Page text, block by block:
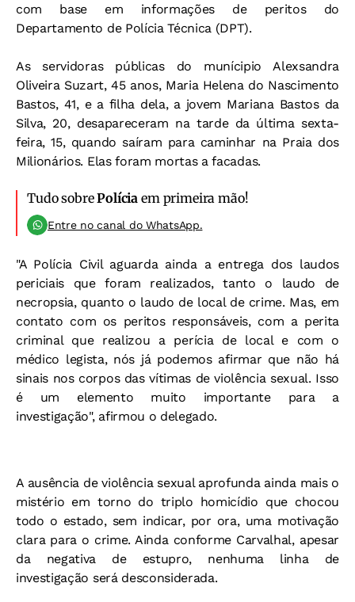
com base em informações de peritos do
Departamento de Polícia Técnica (DPT).
As servidoras públicas do munícipio Alexsandra
Oliveira Suzart, 45 anos, Maria Helena do Nascimento
Bastos, 41, e a filha dela, a jovem Mariana Bastos da
Silva, 20, desapareceram na tarde da última sexta-
feira, 15, quando saíram para caminhar na Praia dos
Milionários. Elas foram mortas a facadas.
Tudo sobrePolícia em primeira mão!
Entre no canal do WhatsApp.
"A Polícia Civil aguarda ainda a entrega dos laudos
periciais que foram realizados, tanto o laudo de
necropsia, quanto o laudo de local de crime. Mas, em
contato com os peritos responsáveis, com a perita
criminal que realizou a perícia de local e com o
médico legista, nós já podemos afirmar que não há
sinais nos corpos das vítimas de violência sexual. Isso
é um elemento muito importante para a
investigação", afirmou o delegado.
A ausência de violência sexual aprofunda ainda mais o
mistério em torno do triplo homicídio que chocou
todo o estado, sem indicar, por ora, uma motivação
clara para o crime. Ainda conforme Carvalhal, apesar
da negativa de estupro, nenhuma linha de
investigação será desconsiderada.